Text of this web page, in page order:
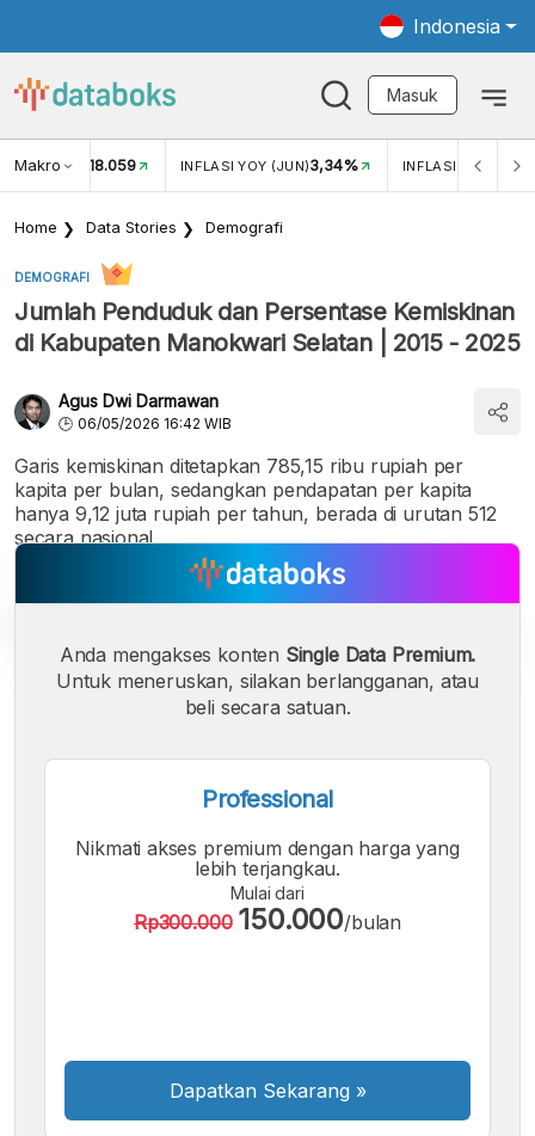
Indonesia
Masuk
Makro
USD/IDR 18.059 INFLASI YOY (JUN)3,34% INFLASI MOM
Home Data Stories Demografi
DEMOGRAFI
Jumlah Penduduk dan Persentase Kemiskinan
di Kabupaten Manokwari Selatan | 2015 - 2025
Agus Dwi Darmawan
06/05/2026 16:42 WIB
Garis kemiskinan ditetapkan 785,15 ribu rupiah per
kapita per bulan, sedangkan pendapatan per kapita
hanya 9,12 juta rupiah per tahun, berada di urutan 512
secara nasional.
A
Kecil
A
Sedang
A
Font
Besar
Anda mengakses konten Single Data Premium.
Untuk meneruskan, silakan berlangganan, atau
beli secara satuan.
Professional
Nikmati akses premium dengan harga yang
lebih terjangkau.
Mulai dari
Rp300.000 150.000/bulan
Dapatkan Sekarang »